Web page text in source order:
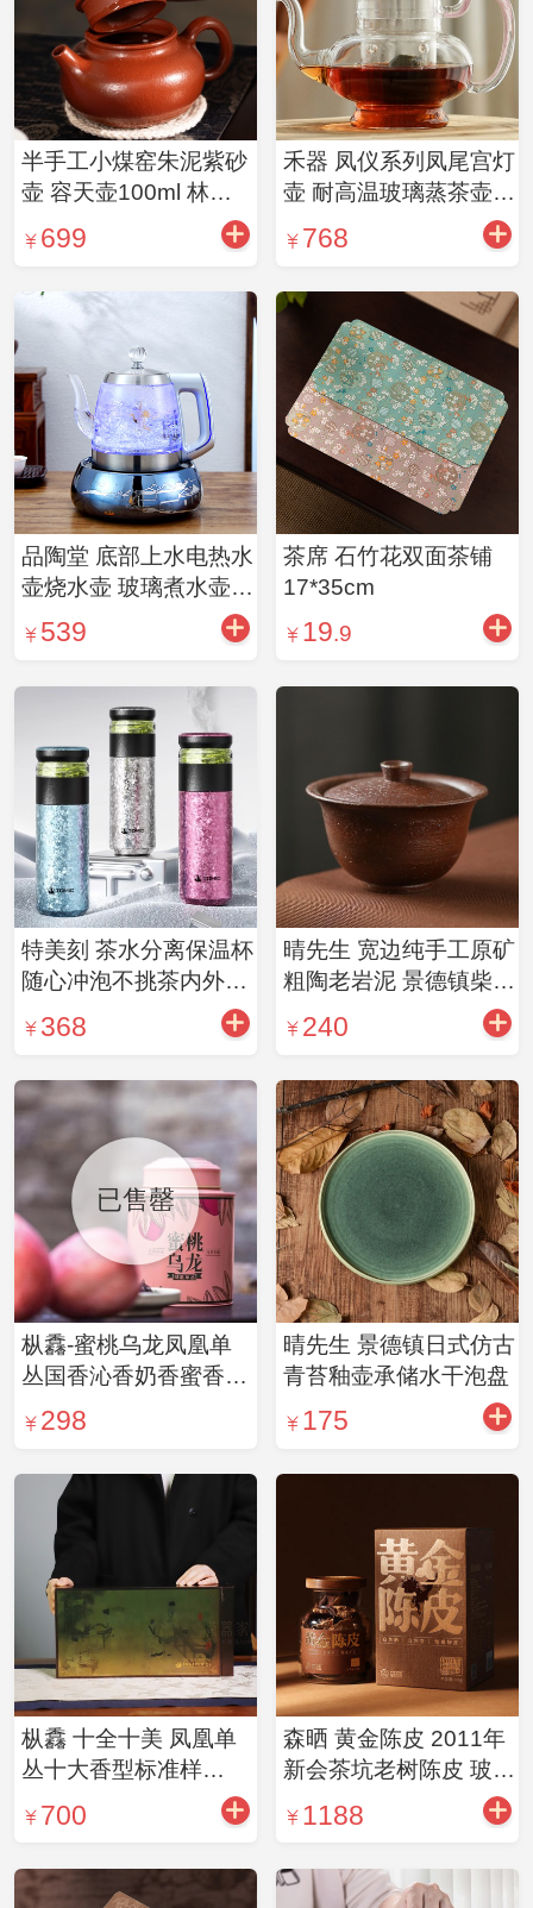
半手工小煤窑朱泥紫砂
壶 容天壶100ml 林燕
玲严选
699
禾器 凤仪系列凤尾宫灯
壶 耐高温玻璃蒸茶壶
（2色可选）
768
品陶堂 底部上水电热水
壶烧水壶 玻璃煮水壶智
能全自动电茶炉（4款
可选）
539
茶席 石竹花双面茶铺
17*35cm
19.9
特美刻 茶水分离保温杯
随心冲泡不挑茶内外双
层纯钛茶水分离泡茶新
款男女大容量钛水杯子
368
晴先生 宽边纯手工原矿
粗陶老岩泥 景德镇柴烧
大号天地茶碗茶杯盖碗
老岩泥盖碗（无托）
240
已售罄
枞馫-蜜桃乌龙凤凰单
丛国香沁香奶香蜜香乌
龙茶单枞100g/罐
298
晴先生 景德镇日式仿古
青苔釉壶承储水干泡盘
175
枞馫 十全十美 凤凰单
丛十大香型标准样
5g*20 中国茶叶博物馆
监制并馆藏
700
森晒 黄金陈皮 2011年
新会茶坑老树陈皮 玻璃
罐装100g/罐
1188